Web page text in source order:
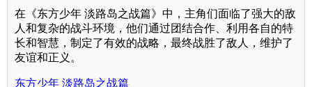
在《东方少年 淡路岛之战篇》中，主角们面临了强大的敌
人和复杂的战斗环境，他们通过团结合作、利用各自的特
长和智慧，制定了有效的战略，最终战胜了敌人，维护了
友谊和正义。
东方少年 淡路岛之战篇